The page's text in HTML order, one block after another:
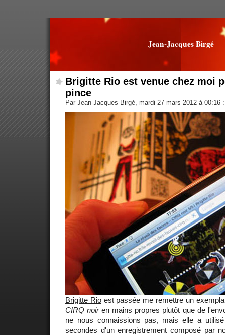
Jean-Jacques Birgé
Brigitte Rio est venue chez moi
pince
Par Jean-Jacques Birgé, mardi 27 mars 2012 à 00:16
Brigitte Rioest passée me remettre un
CIRQ noiren mains propres plutôt que de
ne nous connaissions pas, mais elle a
secondes d'un enregistrement composé par